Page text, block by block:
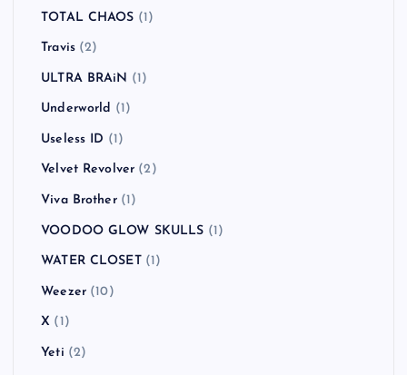
TOTAL CHAOS (1)
Travis(2)
ULTRA BRAiN (1)
Underworld (1)
Useless ID (1)
Velvet Revolver (2)
Viva Brother(1)
VOODOO GLOW SKULLS (1)
WATER CLOSET(1)
Weezer(10)
X (1)
Yeti (2)